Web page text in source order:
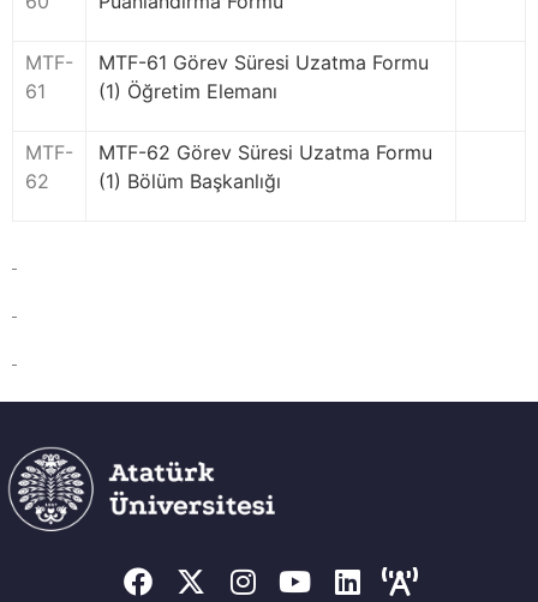
MTF-
61
MTF-61 Görev Süresi Uzatma Formu
(1) Öğretim Elemanı
MTF-
62
MTF-62 Görev Süresi Uzatma Formu
(1) Bölüm Başkanlığı